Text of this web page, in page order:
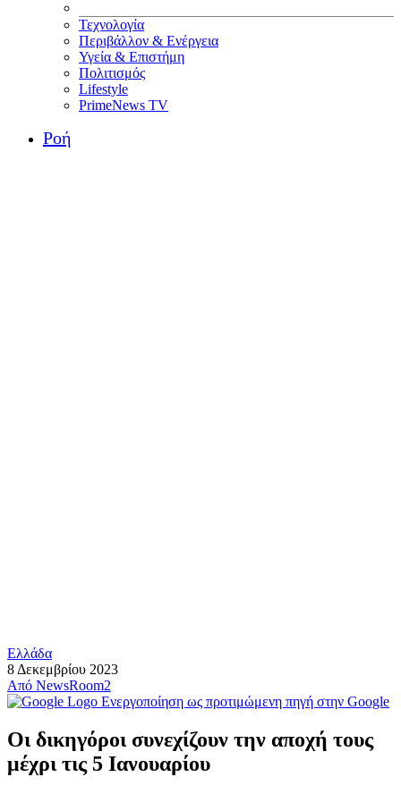
Τεχνολογία
Περιβάλλον & Ενέργεια
Υγεία & Επιστήμη
Πολιτισμός
Lifestyle
PrimeNews TV
Ροή
Ελλάδα
8 Δεκεμβρίου 2023
Από NewsRoom2
Ενεργοποίηση ως προτιμώμενη πηγή στην Google
Οι δικηγόροι συνεχίζουν την αποχή τους
μέχρι τις 5 Ιανουαρίου